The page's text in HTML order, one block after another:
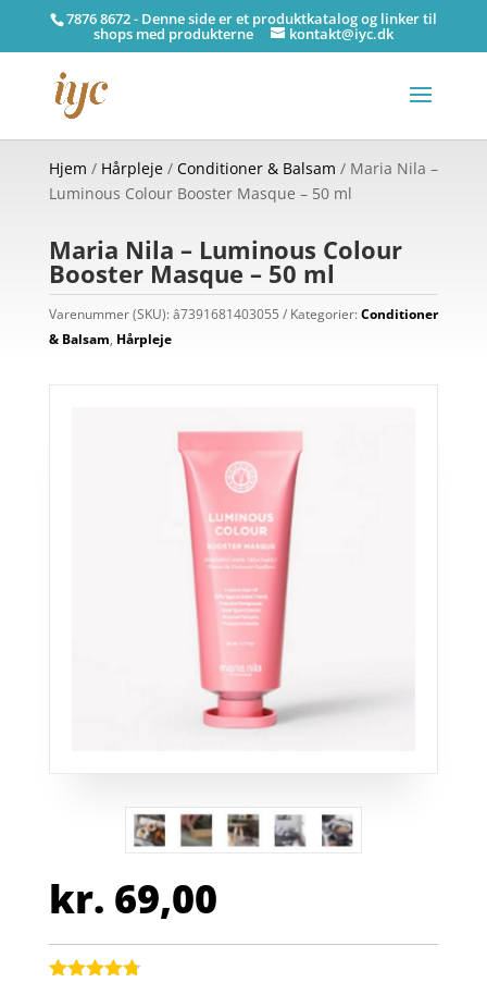
7876 8672 - Denne side er et produktkatalog og linker til
shops med produkterne kontakt@iyc.dk
Hjem / Hårpleje/ Conditioner & Balsam / Maria Nila –
Luminous Colour Booster Masque – 50 ml
Maria Nila – Luminous Colour
Booster Masque – 50 ml
Varenummer (SKU):â7391681403055 Kategorier:Conditioner
& Balsam, Hårpleje
kr. 69,00